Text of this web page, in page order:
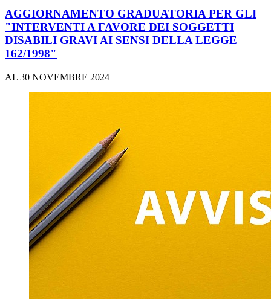
AGGIORNAMENTO GRADUATORIA PER GLI
"INTERVENTI A FAVORE DEI SOGGETTI
DISABILI GRAVI AI SENSI DELLA LEGGE
162/1998"
AL 30 NOVEMBRE 2024